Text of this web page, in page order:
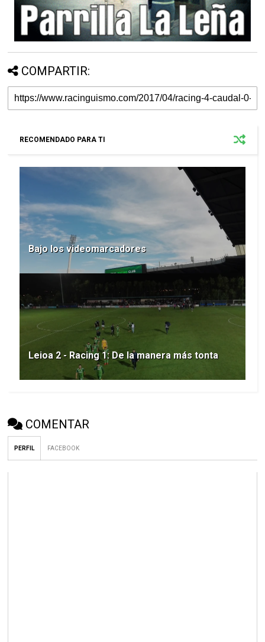
COMPARTIR:
RECOMENDADO PARA TI
Bajo los videomarcadores
Leioa 2 - Racing 1: De la manera más tonta
COMENTAR
PERFIL FACEBOOK